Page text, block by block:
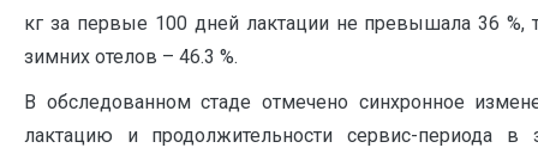
кг за первые 100 дней лактации не превышала 36 %,
зимних отелов – 46.3 %.
В обследованном стаде отмечено синхронное
лактацию и продолжительности сервис-периода в